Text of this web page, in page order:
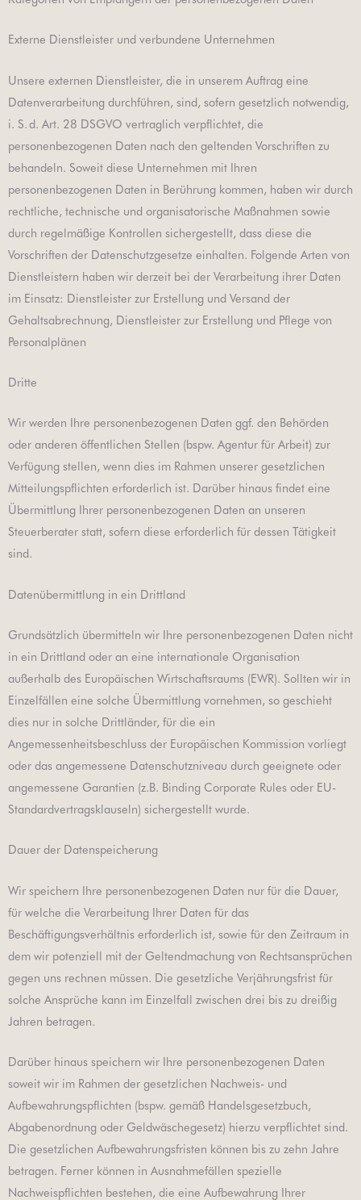
Externe Dienstleister und verbundene Unternehmen
Unsere externen Dienstleister, die in unserem Auftrag eine
Datenverarbeitung durchführen, sind, sofern gesetzlich notwendig,
i. S. d. Art. 28 DSGVO vertraglich verpflichtet, die
personenbezogenen Daten nach den geltenden Vorschriften zu
behandeln. Soweit diese Unternehmen mit Ihren
personenbezogenen Daten in Berührung kommen, haben wir durch
rechtliche, technische und organisatorische Maßnahmen sowie
durch regelmäßige Kontrollen sichergestellt, dass diese die
Vorschriften der Datenschutzgesetze einhalten. Folgende Arten von
Dienstleistern haben wir derzeit bei der Verarbeitung ihrer Daten
im Einsatz: Dienstleister zur Erstellung und Versand der
Gehaltsabrechnung, Dienstleister zur Erstellung und Pflege von
Personalplänen
Dritte
Wir werden Ihre personenbezogenen Daten ggf. den Behörden
oder anderen öffentlichen Stellen (bspw. Agentur für Arbeit) zur
Verfügung stellen, wenn dies im Rahmen unserer gesetzlichen
Mitteilungspflichten erforderlich ist. Darüber hinaus findet eine
Übermittlung Ihrer personenbezogenen Daten an unseren
Steuerberater statt, sofern diese erforderlich für dessen Tätigkeit
sind.
Datenübermittlung in ein Drittland
Grundsätzlich übermitteln wir Ihre personenbezogenen Daten nicht
in ein Drittland oder an eine internationale Organisation
außerhalb des Europäischen Wirtschaftsraums (EWR). Sollten wir in
Einzelfällen eine solche Übermittlung vornehmen, so geschieht
dies nur in solche Drittländer, für die ein
Angemessenheitsbeschluss der Europäischen Kommission vorliegt
oder das angemessene Datenschutzniveau durch geeignete oder
angemessene Garantien (z.B. Binding Corporate Rules oder EU-
Standardvertragsklauseln) sichergestellt wurde.
Dauer der Datenspeicherung
Wir speichern Ihre personenbezogenen Daten nur für die Dauer,
für welche die Verarbeitung Ihrer Daten für das
Beschäftigungsverhältnis erforderlich ist, sowie für den Zeitraum in
dem wir potenziell mit der Geltendmachung von Rechtsansprüchen
gegen uns rechnen müssen. Die gesetzliche Verjährungsfrist für
solche Ansprüche kann im Einzelfall zwischen drei bis zu dreißig
Jahren betragen.
Darüber hinaus speichern wir Ihre personenbezogenen Daten
soweit wir im Rahmen der gesetzlichen Nachweis- und
Aufbewahrungspflichten (bspw. gemäß Handelsgesetzbuch,
Abgabenordnung oder Geldwäschegesetz) hierzu verpflichtet sind.
Die gesetzlichen Aufbewahrungsfristen können bis zu zehn Jahre
betragen. Ferner können in Ausnahmefällen spezielle
Nachweispflichten bestehen, die eine Aufbewahrung Ihrer